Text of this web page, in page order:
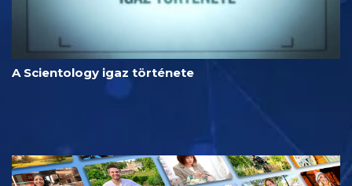
A Scientology igaz története